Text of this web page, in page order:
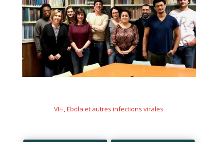
VIH, Ebola et autres infections virales